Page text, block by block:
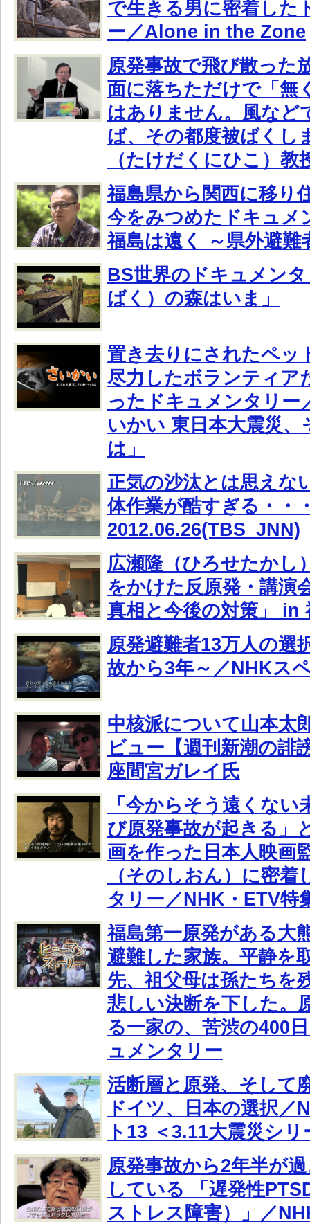
で生きる男に密着した
ー／Alone in the Zone
原発事故で飛び散った
面に落ちただけで「無
はありません。風など
ば、その都度被ばくし
（たけだくにひこ）教
福島県から関西に移り
今をみつめたドキュメ
福島は遠く ～県外避難
BS世界のドキュメン
ばく）の森はいま」
置き去りにされたペッ
尽力したボランティア
ったドキュメンタリー
いかい 東日本大震災、
は」
正気の沙汰とは思えな
体作業が酷すぎる・・
2012.06.26(TBS_JNN)
広瀬隆（ひろせたかし
をかけた反原発・講演
真相と今後の対策」 in
原発避難者13万人の選
故から3年～／NHKス
中核派について山本太
ビュー【週刊新潮の誹
座間宮ガレイ氏
「今からそう遠くない
び原発事故が起きる」
画を作った日本人映画
（そのしおん）に密
タリー／NHK・ETV特
福島第一原発がある大
避難した家族。平静を
先、祖父母は孫たちを
悲しい決断を下した。
る一家の、苦渋の400
ュメンタリー
活断層と原発、そして
ドイツ、日本の選択／
ト13 ＜3.11大震災シリ
原発事故から2年半が
している 「遅発性
ストレス障害）」／